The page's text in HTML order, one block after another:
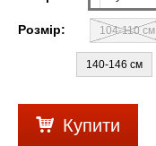
Розмір: 104-110 см
140-146 см
Купити